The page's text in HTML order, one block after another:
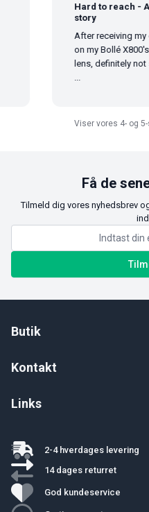
Hard to reach -
story
After receiving my
on my Bollé
lens, definitely not
Viser vores 4- og
Få de
Tilmeld dig vores nyhedsbrev
Butik
Kontakt
Links
2-4 hverdages levering
14 dages returret
God kundeservice